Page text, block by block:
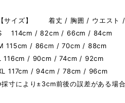
【サイズ】 着丈 / 胸囲 / ウエスト /
114cm / 82cm / 66cm / 84cm
115cm / 86cm / 70cm / 88cm
116cm / 90cm / 74cm / 92cm
117cm / 94cm / 78cm / 96cm
採寸により±3cm前後の誤差がある場合